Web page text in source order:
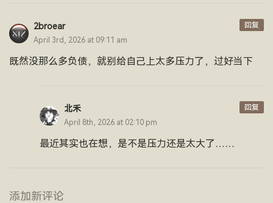
2broear
April 3rd, 2026 at 09:11 am
既然没那么多负债，就别给自己上太多压力了，过好当下
回复
北禾
April 8th, 2026 at 02:10 pm
最近其实也在想，是不是压力还是太大了……
回复
添加新评论